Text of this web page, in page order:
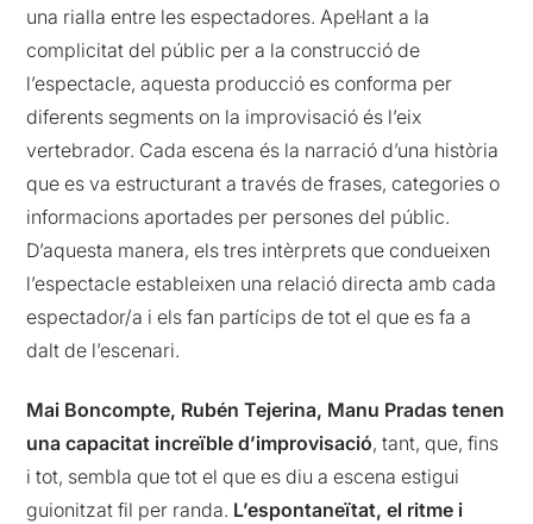
una rialla entre les espectadores. Apel·lant a la
complicitat del públic per a la construcció de
l’espectacle, aquesta producció es conforma per
diferents segments on la improvisació és l’eix
vertebrador. Cada escena és la narració d’una història
que es va estructurant a través de frases, categories o
informacions aportades per persones del públic.
D’aquesta manera, els tres intèrprets que condueixen
l’espectacle estableixen una relació directa amb cada
espectador/a i els fan partícips de tot el que es fa a
dalt de l’escenari.
Mai Boncompte, Rubén Tejerina, Manu Pradas tenen
una capacitat increïble d’improvisació, tant, que, fins
i tot, sembla que tot el que es diu a escena estigui
guionitzat fil per randa. L’espontaneïtat, el ritme i